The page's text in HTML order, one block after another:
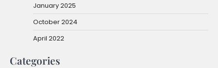
January 2025
October 2024
April 2022
Categories